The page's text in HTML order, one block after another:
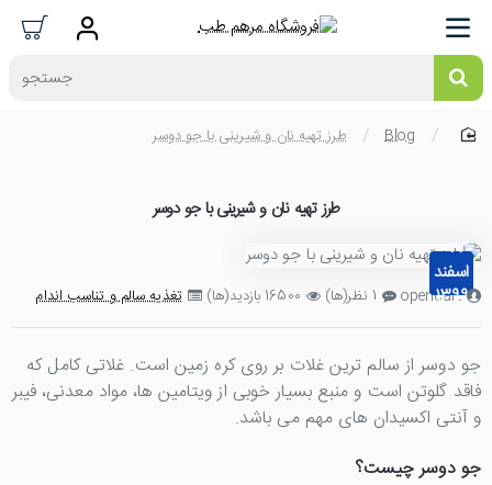
جستجو
home
Blog طرز تهیه نان و شیرینی با جو دوسر
طرز تهیه نان و شیرینی با جو دوسر
23
اسفند
1399
opencart 1 نظر(ها) 16500 بازدید(ها) تغذیه سالم و تناسب اندام
جو دوسر از سالم ترین غلات بر روی کره زمین است. غلاتی کامل که
فاقد گلوتن است و منبع بسیار خوبی از ویتامین ها، مواد معدنی، فیبر
و آنتی اکسیدان های مهم می باشد.
جو دوسر چیست؟